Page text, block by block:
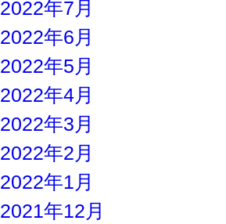
2022年7月
2022年6月
2022年5月
2022年4月
2022年3月
2022年2月
2022年1月
2021年12月